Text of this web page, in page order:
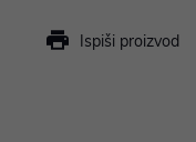
Ispiši proizvod